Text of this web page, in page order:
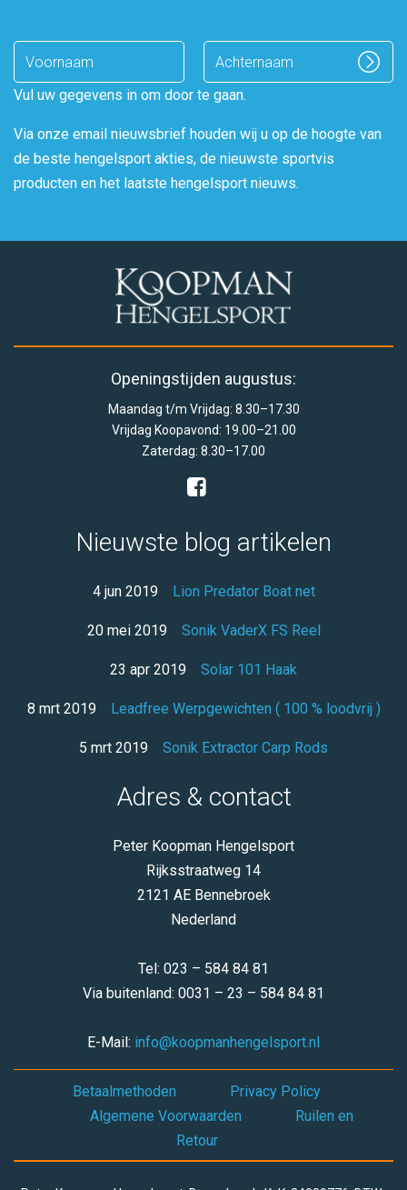
Enter
name
Vul uw gegevens in om door te gaan.
Via onze email nieuwsbrief houden wij u op de hoogte van
de beste hengelsport akties, de nieuwste sportvis
producten en het laatste hengelsport nieuws.
Openingstijden augustus:
Maandag t/m Vrijdag: 8.30–17.30
Vrijdag Koopavond: 19.00–21.00
Zaterdag: 8.30–17.00
Nieuwste blog artikelen
4 jun 2019 Lion Predator Boat net
20 mei 2019 Sonik VaderX FS Reel
23 apr 2019 Solar 101 Haak
8 mrt 2019 Leadfree Werpgewichten ( 100 % loodvrij )
5 mrt 2019 Sonik Extractor Carp Rods
Adres & contact
Peter Koopman Hengelsport
Rijksstraatweg 14
2121 AE Bennebroek
Nederland
Tel: 023 – 584 84 81
Via buitenland: 0031 – 23 – 584 84 81
E-Mail: info@koopmanhengelsport.nl
Betaalmethoden
Privacy Policy
Algemene Voorwaarden
Ruilen en
Retour